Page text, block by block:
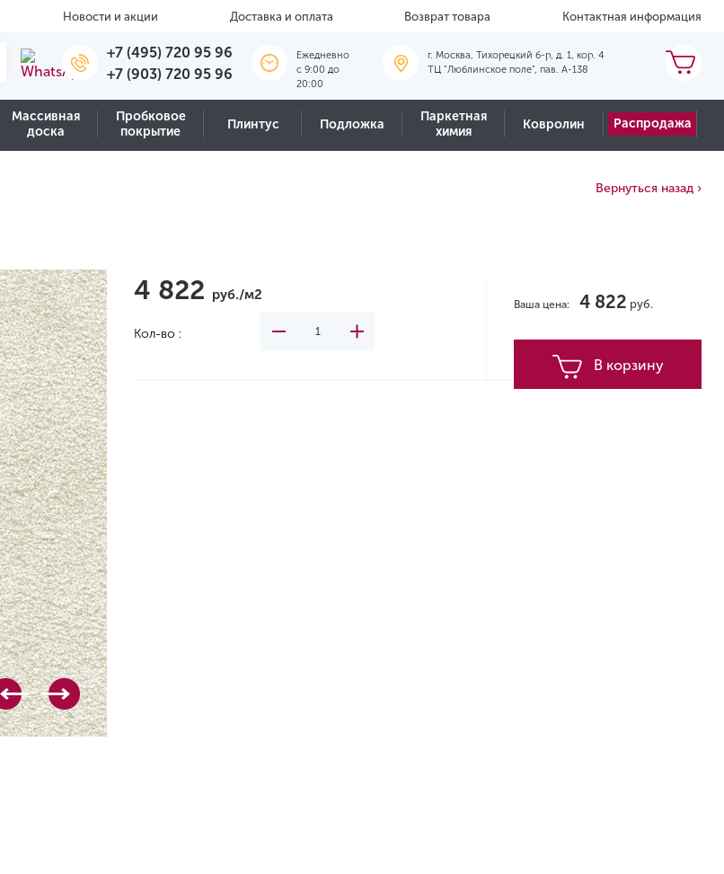
Новости и акции Доставка и оплата Возврат товара Контактная информация
+7 (495) 720 95 96
+7 (903) 720 95 96
Ежедневно
c 9:00 до
20:00
г. Москва, Тихорецкий б-р, д. 1, кор. 4
ТЦ "Люблинское поле", пав. А-138
Массивная
доска
Пробковое
покрытие
Плинтус Подложка
Паркетная
химия
Ковролин Распродажа
Вернуться назад ›
4 822 руб./м2
Кол-во :
Ваша цена: 4 822 руб.
В корзину